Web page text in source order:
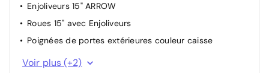
Enjoliveurs 15" ARROW
Roues 15" avec Enjoliveurs
Poignées de portes extérieures couleur caisse
Lève-vitres arrière manuels
Voir plus (+2)